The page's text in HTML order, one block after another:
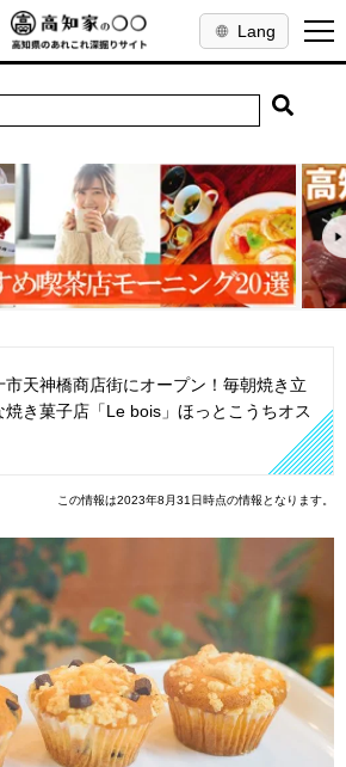
Lang
天神橋商店街にオープン！毎朝焼き立
き菓子店「Le bois」ほっとこうちオス
この情報は2023年8月31日時点の情報となります。